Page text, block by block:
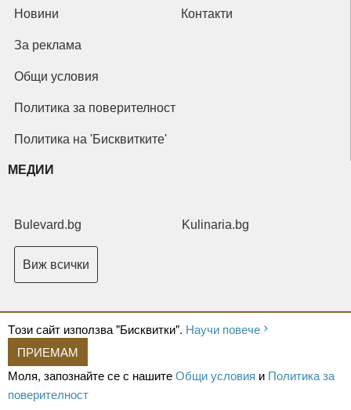
Tози сайт използва "Бисквитки". Научи повече
ПРИЕМАМ
Моля, запознайте се с нашитеОбщи условия и Политика за
поверителност
Новини Контакти
За реклама
Общи условия
Политика за поверителност
Политика на 'Бисквитките'
МЕДИИ
Bulevard.bg Kulinaria.bg
Виж всички
Copyright © 2026 Ксениум ООД. Всички права запазени.
XeniumCompany.com